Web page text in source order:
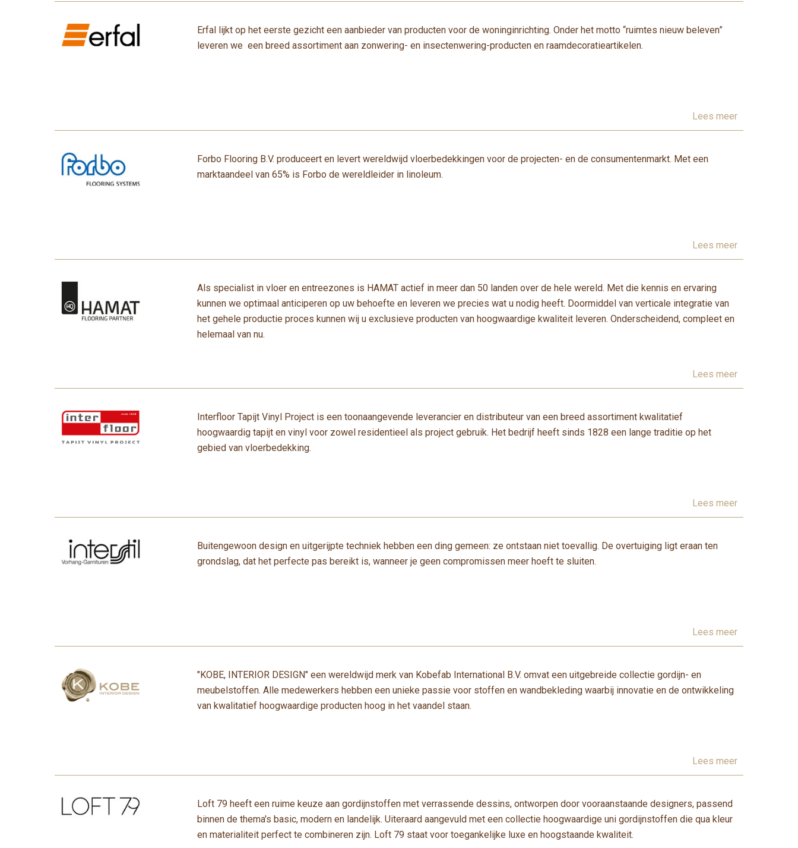
Erfal lijkt op het eerste gezicht een aanbieder van producten voor de woninginrichting. Onder het motto “ruimtes nieuw beleven”
leveren we een breed assortiment aan zonwering- en insectenwering-producten en raamdecoratieartikelen.
Lees meer
Forbo Flooring B.V. produceert en levert wereldwijd vloerbedekkingen voor de projecten- en de consumentenmarkt. Met een
marktaandeel van 65% is Forbo de wereldleider in linoleum.
Lees meer
Als specialist in vloer en entreezones is HAMAT actief in meer dan 50 landen over de hele wereld. Met die kennis en ervaring
kunnen we optimaal anticiperen op uw behoefte en leveren we precies wat u nodig heeft. Doormiddel van verticale integratie van
het gehele productie proces kunnen wij u exclusieve producten van hoogwaardige kwaliteit leveren. Onderscheidend, compleet en
helemaal van nu.
Lees meer
Interfloor Tapijt Vinyl Project is een toonaangevende leverancier en distributeur van een breed assortiment kwalitatief
hoogwaardig tapijt en vinyl voor zowel residentieel als project gebruik. Het bedrijf heeft sinds 1828 een lange traditie op het
gebied van vloerbedekking.
Lees meer
Buitengewoon design en uitgerijpte techniek hebben een ding gemeen: ze ontstaan niet toevallig. De overtuiging ligt eraan ten
grondslag, dat het perfecte pas bereikt is, wanneer je geen compromissen meer hoeft te sluiten.
Lees meer
"KOBE, INTERIOR DESIGN" een wereldwijd merk van Kobefab International B.V. omvat een uitgebreide collectie gordijn- en
meubelstoffen. Alle medewerkers hebben een unieke passie voor stoffen en wandbekleding waarbij innovatie en de ontwikkeling
van kwalitatief hoogwaardige producten hoog in het vaandel staan.
Lees meer
Loft 79 heeft een ruime keuze aan gordijnstoffen met verrassende dessins, ontworpen door vooraanstaande designers, passend
binnen de thema's basic, modern en landelijk. Uiteraard aangevuld met een collectie hoogwaardige uni gordijnstoffen die qua kleur
en materialiteit perfect te combineren zijn. Loft 79 staat voor toegankelijke luxe en hoogstaande kwaliteit.